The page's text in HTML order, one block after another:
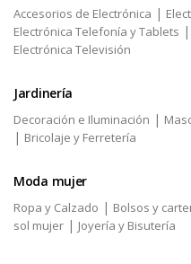
Accesorios de Electrónica |
Electrónica Telefonía y Tablets |
Electrónica Televisión
Jardinería
Decoración e Iluminación |
| Bricolaje y Ferretería
Moda mujer
Ropa y Calzado | Bolsos y
sol mujer | Joyería y Bisutería